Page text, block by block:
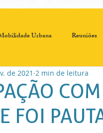
Urbana Reuniões
a Fome Comissão de
EXPERIÊNCIA
FOI
de 2021 2 min de leitura